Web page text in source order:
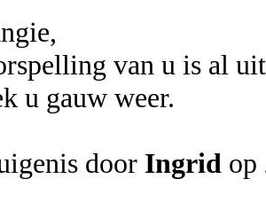
van u is al
u gauw weer.
door Ingrid op